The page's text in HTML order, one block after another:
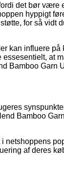
det bør være
hyppigt
for så vidt
kan influere på
at
Bamboo Garn
Bamboo
netshoppens
af deres